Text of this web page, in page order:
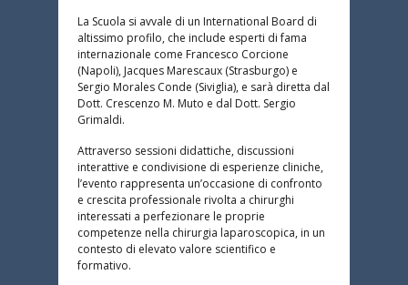
La Scuola si avvale di un International Board di
altissimo profilo, che include esperti di fama
internazionale come Francesco Corcione
(Napoli), Jacques Marescaux (Strasburgo) e
Sergio Morales Conde (Siviglia), e sarà diretta dal
Dott. Crescenzo M. Muto e dal Dott. Sergio
Grimaldi.
Attraverso sessioni didattiche, discussioni
interattive e condivisione di esperienze cliniche,
l’evento rappresenta un’occasione di confronto
e crescita professionale rivolta a chirurghi
interessati a perfezionare le proprie
competenze nella chirurgia laparoscopica, in un
contesto di elevato valore scientifico e
formativo.